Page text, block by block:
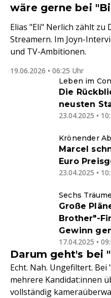
wäre gerne bei
Elias "Eli" Nerlich zählt
Streamern. Im Joyn-
und TV-Ambitionen.
19.06.2026 • 06:25 Uhr
Leben im
Die
neusten
23.04.2025 •
Krönender
Marcel
Euro
23.04.2025 •
Sechs
Große
Brother"-
Gewinn
17.04.2025 •
Darum geht's bei
Echt. Nah. Ungefiltert.
mehrere Kandidat:innen
vollständig